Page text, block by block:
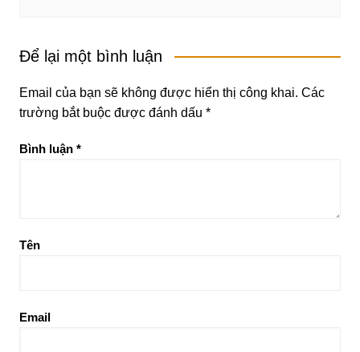
Để lại một bình luận
Email của bạn sẽ không được hiển thị công khai. Các
trường bắt buộc được đánh dấu *
Bình luận *
Tên
Email